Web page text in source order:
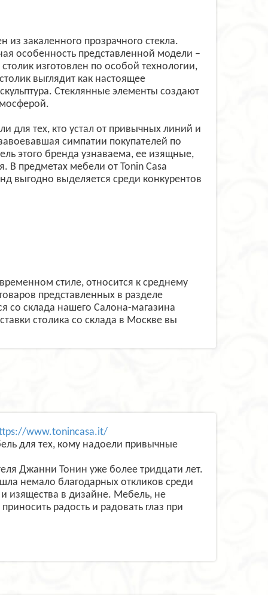
из закаленного прозрачного стекла.
особенность представленной модели –
изготовлен по особой технологии,
выглядит как настоящее
Стеклянные элементы создают
для тех, кто устал от привычных линий и
симпатии покупателей по
этого бренда узнаваема, ее изящные,
В предметах мебели от Tonin Casa
выгодно выделяется среди конкурентов
стиле, относится к среднему
представленных в разделе
со склада нашего Салона-магазина
столика со склада в Москве вы
www.tonincasa.it/
для тех, кому надоели привычные
Джанни Тонин уже более тридцати лет.
немало благодарных откликов среди
изящества в дизайне. Мебель, не
радость и радовать глаз при